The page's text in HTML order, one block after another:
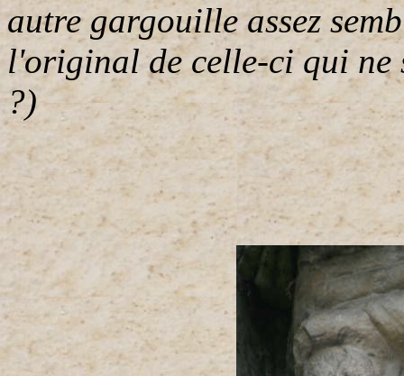
autre gargouille assez
l'original de celle-ci qui ne
?)